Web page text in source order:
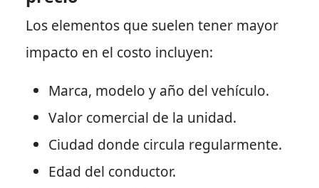
Los elementos que suelen tener mayor
impacto en el costo incluyen:
Marca, modelo y año del vehículo.
Valor comercial de la unidad.
Ciudad donde circula regularmente.
Edad del conductor.